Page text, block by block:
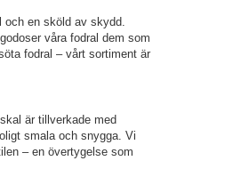
och en sköld av skydd.
våra fodral dem som
fodral – vårt sortiment är
är tillverkade med
smala och snygga. Vi
– en övertygelse som